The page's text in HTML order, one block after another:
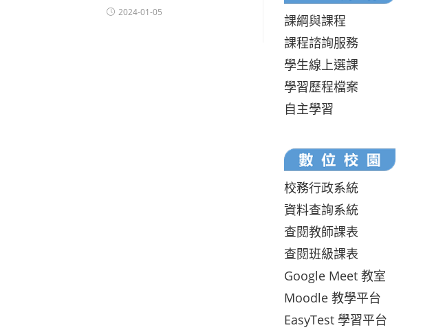
2024-01-05
課綱與課程
課程諮詢服務
學生線上選課
學習歷程檔案
自主學習
校務行政系統
資料查詢系統
查閱教師課表
查閱班級課表
Google Meet 教室
Moodle 教學平台
EasyTest 學習平台